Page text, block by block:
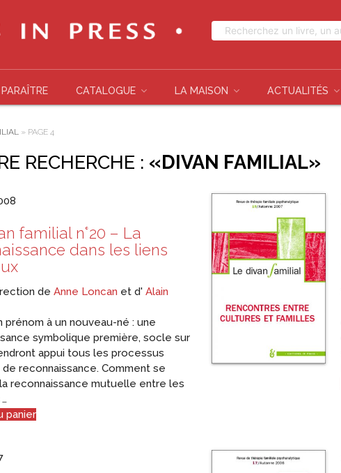
CATALOGUE LA MAISON ACTUALITÉS
» PAGE 4
RECHERCHE : «DIVAN FAMILIAL»
familial n°20 – La
dans les liens
de Anne Loncan et d' Alain
prénom à un nouveau-né : une
symbolique première, socle sur
appui tous les processus
reconnaissance. Comment se
reconnaissance mutuelle entre les
panier